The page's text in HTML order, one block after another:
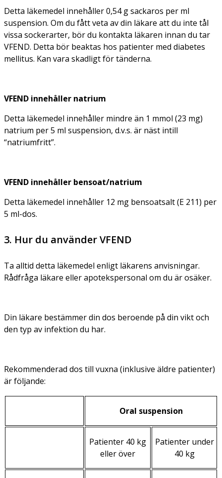
Detta läkemedel innehåller 0,54 g sackaros per ml
suspension. Om du fått veta av din läkare att du inte tål
vissa sockerarter, bör du kontakta läkaren innan du tar
VFEND. Detta bör beaktas hos patienter med diabetes
mellitus. Kan vara skadligt för tänderna.
VFEND innehåller natrium
Detta läkemedel innehåller mindre än 1 mmol (23 mg)
natrium per 5 ml suspension, d.v.s. är näst intill
“natriumfritt”.
VFEND innehåller bensoat/natrium
Detta läkemedel innehåller 12 mg bensoatsalt (E 211) per
5 ml-dos.
3. Hur du använder VFEND
Ta alltid detta läkemedel enligt läkarens anvisningar.
Rådfråga läkare eller apotekspersonal om du är osäker.
Din läkare bestämmer din dos beroende på din vikt och
den typ av infektion du har.
Rekommenderad dos till vuxna (inklusive äldre patienter)
är följande:
Oral suspension
Patienter 40 kg
eller över
Patienter under
40 kg